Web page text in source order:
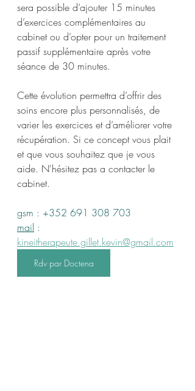
sera possible d’ajouter 15 minutes
d’exercices complémentaires au
cabinet ou d’opter pour un traitement
passif supplémentaire après votre
séance de 30 minutes.
Cette évolution permettra d’offrir des
soins encore plus personnalisés, de
varier les exercices et d’améliorer votre
récupération. Si ce concept vous plait
et que vous souhaitez que je vous
aide. N'hésitez pas a contacter le
cabinet.
gsm : +352 691 308 703
mail :
kineitherapeute.gillet.kevin@gmail.com
Rdv par Doctena